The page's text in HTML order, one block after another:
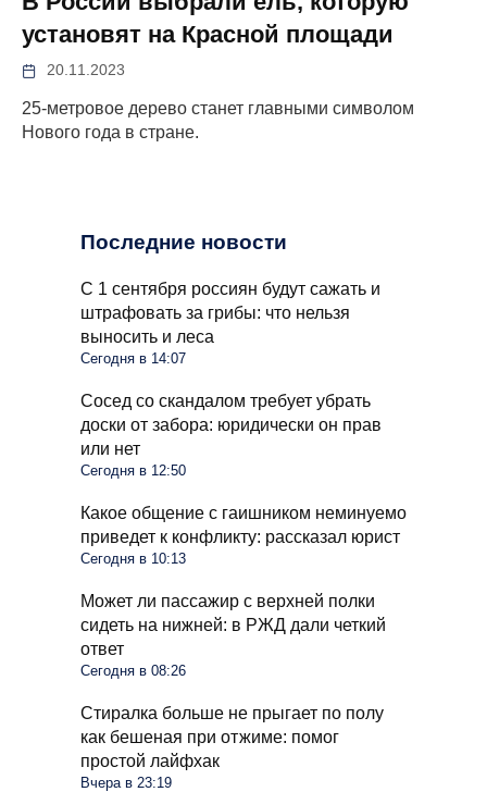
установят на Красной площади
20.11.2023
25-метровое дерево станет главными символом
Нового года в стране.
Последние новости
С 1 сентября россиян будут сажать и
штрафовать за грибы: что нельзя
выносить и леса
Сегодня в 14:07
Сосед со скандалом требует убрать
доски от забора: юридически он прав
или нет
Сегодня в 12:50
Какое общение с гаишником неминуемо
приведет к конфликту: рассказал юрист
Сегодня в 10:13
Может ли пассажир с верхней полки
сидеть на нижней: в РЖД дали четкий
ответ
Сегодня в 08:26
Стиралка больше не прыгает по полу
как бешеная при отжиме: помог
простой лайфхак
Вчера в 23:19